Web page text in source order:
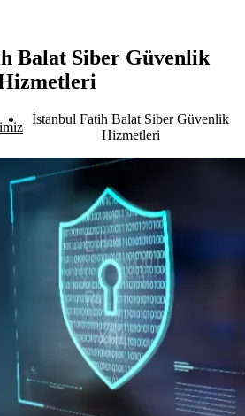
Balat Siber Güvenlik
İstanbul Fatih Balat Siber Güvenlik
Hizmetleri